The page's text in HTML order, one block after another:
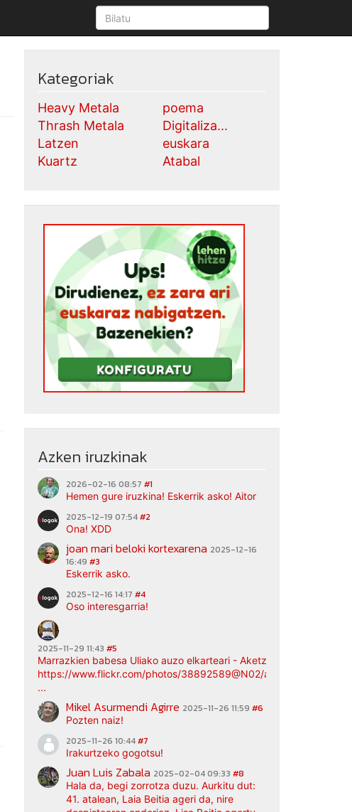
Kategoriak
Heavy Metala
Thrash Metala
Latzen
Kuartz
poema
Digitaliza...
euskara
Atabal
Azken iruzkinak
2026-02-16 08:57 #1
Hemen gure iruzkina! Eskerrik asko! Aitor
2025-12-19 07:54#2
Ona! XDD
joan mari beloki kortexarena 2025-12-16
16:49 #3
Eskerrik asko.
2025-12-16 14:17 #4
Oso interesgarria!
2025-11-29 11:43 #5
Marrazkien babesa Uliako auzo elkarteari - Aketz etxea (argazki
https://www.flickr.com/photos/38892589@N02/albums/
...
Mikel Asurmendi Agirre 2025-11-26 11:59 #6
Pozten naiz!
2025-11-26 10:44#7
Irakurtzeko gogotsu!
Juan Luis Zabala 2025-02-04 09:33 #8
Hala da, begi zorrotza duzu. Aurkitu dut:
41. atalean, Laia Beitia ageri da, nire